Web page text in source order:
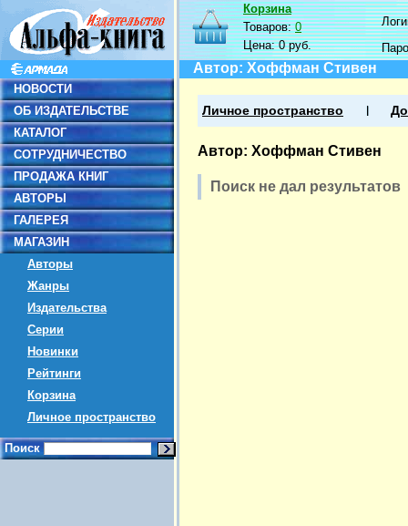
НОВОСТИ
ОБ ИЗДАТЕЛЬСТВЕ
КАТАЛОГ
СОТРУДНИЧЕСТВО
ПРОДАЖА КНИГ
АВТОРЫ
ГАЛЕРЕЯ
МАГАЗИН
Авторы
Жанры
Издательства
Серии
Новинки
Рейтинги
Корзина
Личное пространство
Поиск
Корзина
Товаров:0
Цена:0 руб.
Автор: Хоффман Стивен
Личное пространство
Автор: Хоффман Стивен
Поиск не дал результатов